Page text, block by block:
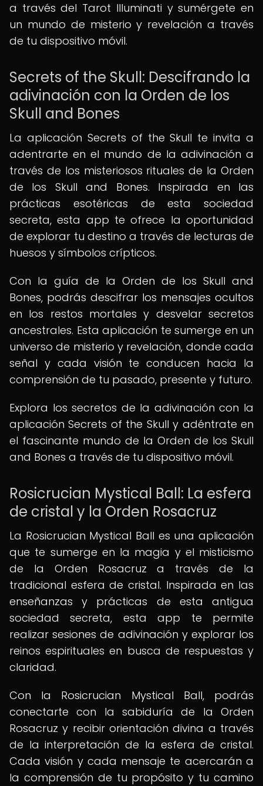
a través del Tarot Illuminati y sumérgete en
un mundo de misterio y revelación a través
de tu dispositivo móvil.
Secrets of the Skull: Descifrando la
adivinación con la Orden de los
Skull and Bones
La aplicación Secrets of the Skull te invita a
adentrarte en el mundo de la adivinación a
través de los misteriosos rituales de la Orden
de los Skull and Bones. Inspirada en las
prácticas esotéricas de esta sociedad
secreta, esta app te ofrece la oportunidad
de explorar tu destino a través de lecturas de
huesos y símbolos crípticos.
Con la guía de la Orden de los Skull and
Bones, podrás descifrar los mensajes ocultos
en los restos mortales y desvelar secretos
ancestrales. Esta aplicación te sumerge en un
universo de misterio y revelación, donde cada
señal y cada visión te conducen hacia la
comprensión de tu pasado, presente y futuro.
Explora los secretos de la adivinación con la
aplicación Secrets of the Skull y adéntrate en
el fascinante mundo de la Orden de los Skull
and Bones a través de tu dispositivo móvil.
Rosicrucian Mystical Ball: La esfera
de cristal y la Orden Rosacruz
La Rosicrucian Mystical Ball es una aplicación
que te sumerge en la magia y el misticismo
de la Orden Rosacruz a través de la
tradicional esfera de cristal. Inspirada en las
enseñanzas y prácticas de esta antigua
sociedad secreta, esta app te permite
realizar sesiones de adivinación y explorar los
reinos espirituales en busca de respuestas y
claridad.
Con la Rosicrucian Mystical Ball, podrás
conectarte con la sabiduría de la Orden
Rosacruz y recibir orientación divina a través
de la interpretación de la esfera de cristal.
Cada visión y cada mensaje te acercarán a
la comprensión de tu propósito y tu camino